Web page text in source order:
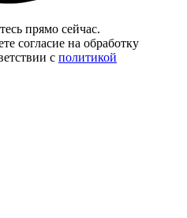
прямо сейчас.
согласие на обработку
с политикой